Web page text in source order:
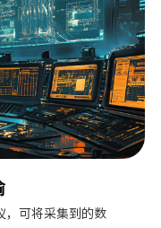
，可将采集到的数